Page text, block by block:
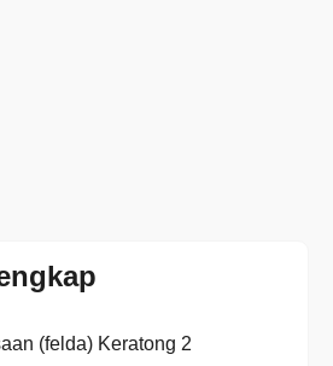
(felda) Keratong 2